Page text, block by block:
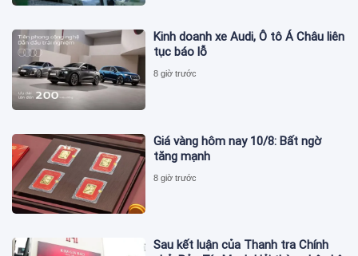
Kinh doanh xe Audi, Ô tô Á Châu liên
tục báo lỗ
8 giờ trước
Giá vàng hôm nay 10/8: Bất ngờ
tăng mạnh
8 giờ trước
Sau kết luận của Thanh tra Chính